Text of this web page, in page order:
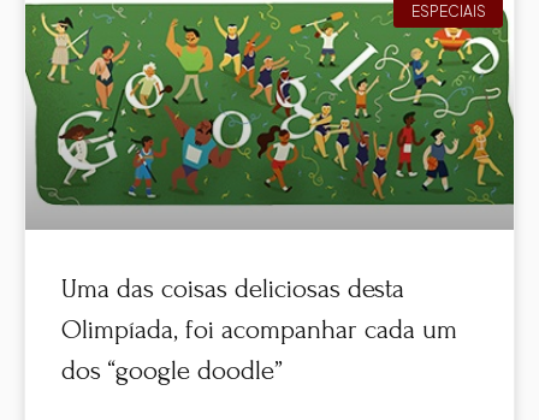
ESPECIAIS
Uma das coisas deliciosas desta
Olimpíada, foi acompanhar cada um
dos “google doodle”